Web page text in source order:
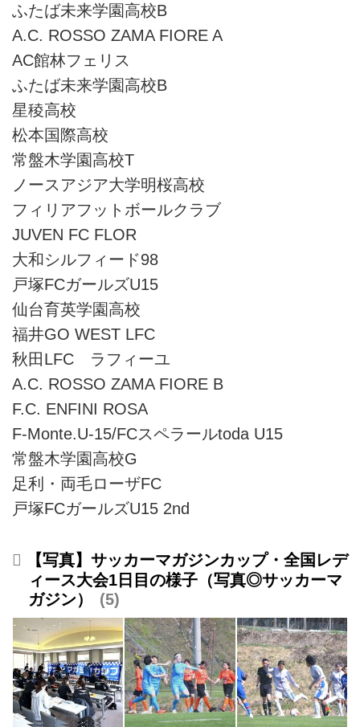
ふたば未来学園高校B
A.C. ROSSO ZAMA FIORE A
AC館林フェリス
ふたば未来学園高校B
星稜高校
松本国際高校
常盤木学園高校T
ノースアジア大学明桜高校
フィリアフットボールクラブ
JUVEN FC FLOR
大和シルフィード98
戸塚FCガールズU15
仙台育英学園高校
福井GO WEST LFC
秋田LFC ラフィーユ
A.C. ROSSO ZAMA FIORE B
F.C. ENFINI ROSA
F-Monte.U-15/FCスペラールtoda U15
常盤木学園高校G
足利・両毛ローザFC
戸塚FCガールズU15 2nd
【写真】サッカーマガジンカップ・全国レデ
ィース大会1日目の様子（写真◎サッカーマ
ガジン）
5